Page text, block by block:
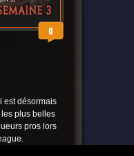
0
est désormais
plus belles
pros lors